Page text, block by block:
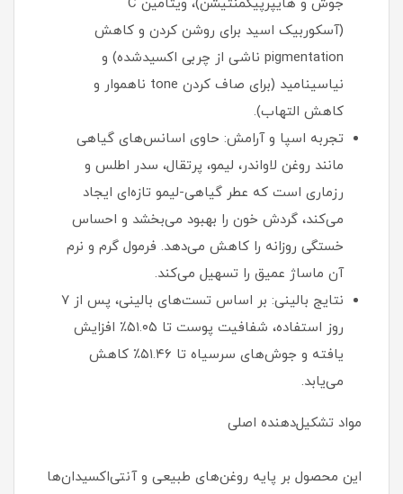
جوش و هایپرپیگمنتیشن)، ویتامین C
(آسکوربیک اسید برای روشن کردن و کاهش
pigmentation ناشی از چربی اکسیدشده) و
نیاسینامید (برای صاف کردن tone ناهموار و
کاهش التهاب).
تجربه اسپا و آرامش: حاوی اسانس‌های گیاهی
مانند روغن لاواندر، لیمو، پرتقال، سدر اطلس و
رزماری است که عطر گیاهی-لیمو تازه‌ای ایجاد
می‌کند، گردش خون را بهبود می‌بخشد و احساس
خستگی روزانه را کاهش می‌دهد. فرمول گرم و نرم
آن ماساژ عمیق را تسهیل می‌کند.
نتایج بالینی: بر اساس تست‌های بالینی، پس از ۷
روز استفاده، شفافیت پوست تا ۵۱.۰۵٪ افزایش
یافته و جوش‌های سرسیاه تا ۵۱.۴۶٪ کاهش
می‌یابد.
مواد تشکیل‌دهنده اصلی
این محصول بر پایه روغن‌های طبیعی و آنتی‌اکسیدان‌ها